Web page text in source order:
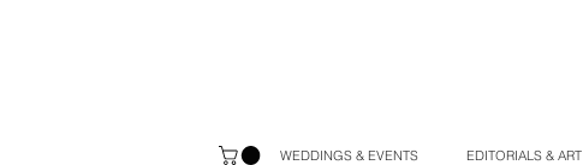
WEDDINGS & EVENTS EDITORIALS & ART